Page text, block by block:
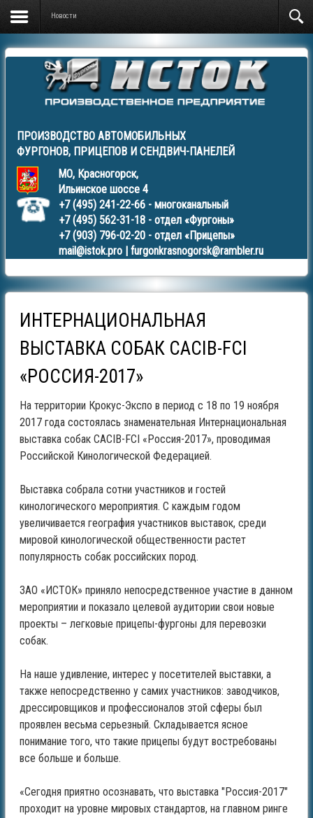
Новости
ПРОИЗВОДСТВО АВТОМОБИЛЬНЫХ
ФУРГОНОВ, ПРИЦЕПОВ И СЕНДВИЧ-ПАНЕЛЕЙ
МО, Красногорск,
Ильинское шоссе 4
+7 (495) 241-22-66 - многоканальный
+7 (495) 562-31-18 - отдел «Фургоны»
+7 (903) 796-02-20 - отдел «Прицепы»
mail@istok.pro
furgonkrasnogorsk@rambler.ru
ИНТЕРНАЦИОНАЛЬНАЯ
ВЫСТАВКА СОБАК CACIB-FCI
«РОССИЯ-2017»
На территории Крокус-Экспо в период с 18 по 19 ноября
2017 года состоялась знаменательная Интернациональная
выставка собак CACIB-FCI «Россия-2017», проводимая
Российской Кинологической Федерацией.
Выставка собрала сотни участников и гостей
кинологического мероприятия. С каждым годом
увеличивается география участников выставок, среди
мировой кинологической общественности растет
популярность собак российских пород.
ЗАО «ИСТОК» приняло непосредственное участие в данном
мероприятии и показало целевой аудитории свои новые
проекты – легковые прицепы-фургоны для перевозки
собак.
На наше удивление, интерес у посетителей выставки, а
также непосредственно у самих участников: заводчиков,
дрессировщиков и профессионалов этой сферы был
проявлен весьма серьезный. Складывается ясное
понимание того, что такие прицепы будут востребованы
все больше и больше.
«Сегодня приятно осознавать, что выставка "Россия-2017"
проходит на уровне мировых стандартов, на главном ринге